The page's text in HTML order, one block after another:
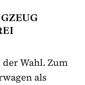
Wahl. Zum
als